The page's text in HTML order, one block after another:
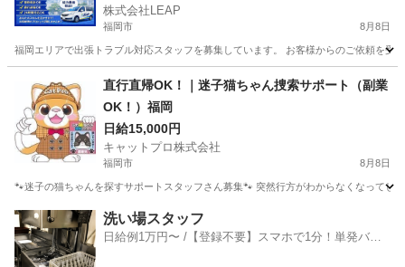
対応 日収目安：20,000円〜70,000円
株式会社LEAP
福岡市 8月8日
福岡エリアで出張トラブル対応スタッフを募集しています。 お客様からのご依頼を
その他 スタッフ
直行直帰OK！｜迷子猫ちゃん捜索サポート（副業
OK！）福岡
日給15,000円
キャットプロ株式会社
福岡市 8月8日
🐾迷子の猫ちゃんを探すサポートスタッフさん募集🐾 突然行方がわからなくなって
福岡 福岡市 その他 スタッフ
洗い場スタッフ
日給例1万円〜 /【登録不要】スマホで1分！単発バイ